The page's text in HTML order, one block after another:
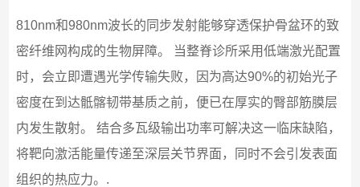
810nm和980nm波长的同步发射能够穿透保护骨盆环的致
密纤维网构成的生物屏障。 当整脊诊所采用低端激光配置
时，会立即遭遇光学传输失败，因为高达90%的初始光子
密度在到达骶髂韧带基质之前，便已在厚实的臀部筋膜层
内发生散射。 结合多瓦级输出功率可解决这一临床缺陷，
将靶向激活能量传递至深层关节界面，同时不会引发表面
组织的热应力。.